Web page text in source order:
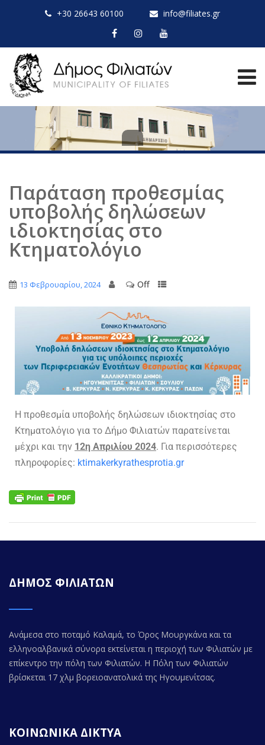
+30 26643 60100 info@filiates.gr
Παράταση προθεσμίας
υποβολής δηλώσεων
ιδιοκτησίας στο
Κτηματολόγιο
13 Φεβρουαρίου, 2024 Off
Η προθεσμία υποβολής δηλώσεων ιδιοκτησίας στο
Κτηματολόγιο για το Δήμο Φιλιατών παρατείνεται
μέχρι και την 12η Απριλίου 2024. Για περισσότερες
πληροφορίες: ktimakerkyrathesprotia.gr
ΔΗΜΟΣ ΦΙΛΙΑΤΩΝ
Ανάμεσα στο ποταμό Καλαμά, το Όρος Μουργκάνα και τα
ελληνοαλβανικά σύνορα εκτείνεται η περιοχή των Φιλιατών με
επίκεντρο την πόλη των Φιλιατών. Η Πόλη των Φιλιατών
βρίσκεται 17 χλμ βορειοανατολικά της Ηγουμενίτσας.
ΚΟΙΝΩΝΙΚΑ ΔΙΚΤΥΑ